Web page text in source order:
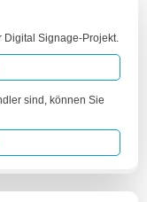
Digital Signage-Projekt.
sind, können Sie